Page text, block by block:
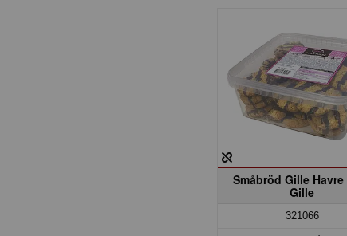
Småbröd Gille
Gille
321066